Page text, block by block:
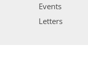
Events
Letters